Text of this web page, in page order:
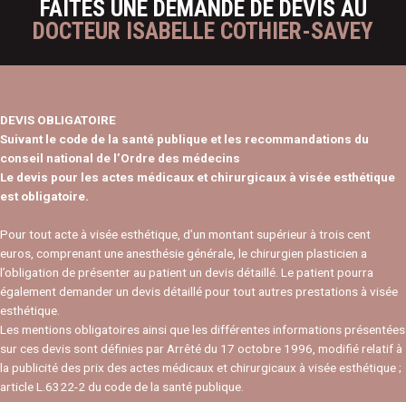
FAITES UNE DEMANDE DE DEVIS AU
DOCTEUR ISABELLE COTHIER-SAVEY
DEVIS OBLIGATOIRE
Suivant le code de la santé publique et les recommandations du
conseil national de l’Ordre des médecins
Le devis pour les actes médicaux et chirurgicaux à visée esthétique
est obligatoire.
Pour tout acte à visée esthétique, d’un montant supérieur à trois cent
euros, comprenant une anesthésie générale, le chirurgien plasticien a
l’obligation de présenter au patient un devis détaillé. Le patient pourra
également demander un devis détaillé pour tout autres prestations à visée
esthétique.
Les mentions obligatoires ainsi que les différentes informations présentées
sur ces devis sont définies par Arrêté du 17 octobre 1996, modifié relatif à
la publicité des prix des actes médicaux et chirurgicaux à visée esthétique ;
article L.6322-2 du code de la santé publique.